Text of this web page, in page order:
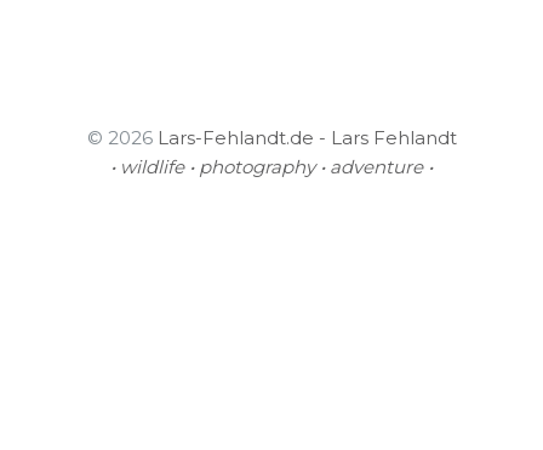
© 2026 Lars-Fehlandt.de - Lars Fehlandt
• wildlife • photography • adventure •